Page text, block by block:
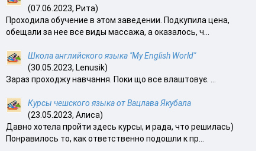
(07.06.2023, Рита)
Проходила обучение в этом заведении. Подкупила цена,
обещали за нее все виды массажа, а оказалось, ч...
Школа английского языка "My English World"
(30.05.2023, Lenusik)
Зараз проходжу навчання. Поки що все влаштовує. ...
Курсы чешского языка от Вацлава Якубала
(23.05.2023, Алиса)
Давно хотела пройти здесь курсы, и рада, что решилась)
Понравилось то, как ответственно подошли к пр...